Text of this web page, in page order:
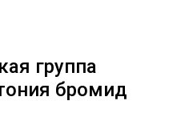
группа
бромид